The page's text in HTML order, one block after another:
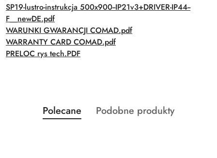
SP19-lustro-instrukcja 500x900--IP21v3+DRIVER-IP44--
F__newDE.pdf
WARUNKI GWARANCJI COMAD.pdf
WARRANTY CARD COMAD.pdf
PRELOC rys tech.PDF
Pomiń karuzelę produktów
Produkty
o
Polecane
Produkty
Podobne produkty